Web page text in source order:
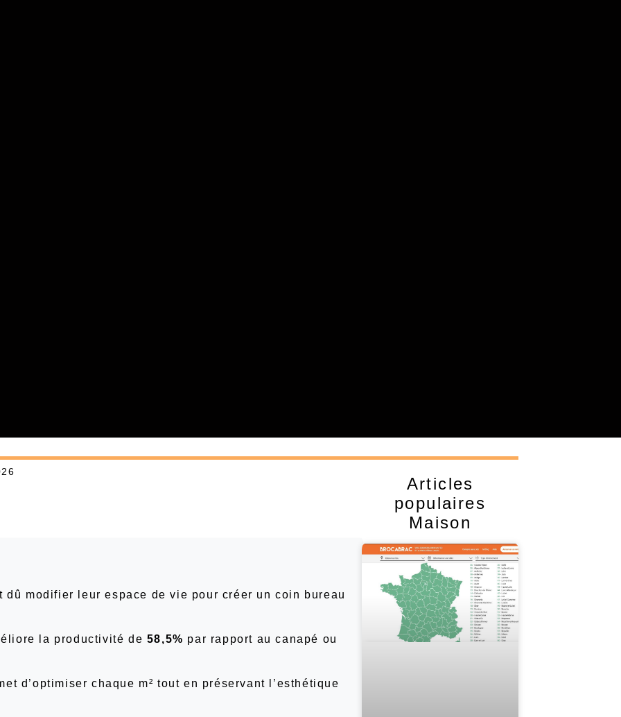
modifier leur espace de vie pour créer un coin bureau
la productivité de 58,5% par rapport au canapé ou
d’optimiser chaque m² tout en préservant l’esthétique
Articles
populaires
Maison